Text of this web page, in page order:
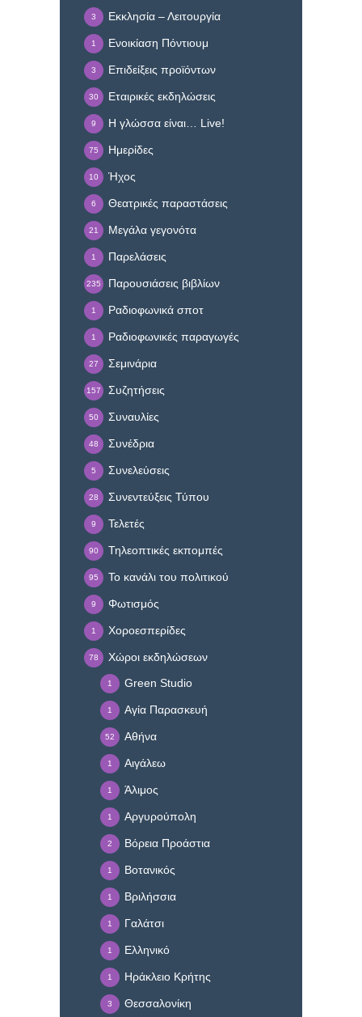
Εκκλησία – Λειτουργία
3
Ενοικίαση Πόντιουμ
1
Επιδείξεις προϊόντων
3
Εταιρικές εκδηλώσεις
30
Η γλώσσα είναι… Live!
9
Ημερίδες
75
Ήχος
10
Θεατρικές παραστάσεις
6
Μεγάλα γεγονότα
21
Παρελάσεις
1
Παρουσιάσεις βιβλίων
235
Ραδιοφωνικά σποτ
1
Ραδιοφωνικές παραγωγές
1
Σεμινάρια
27
Συζητήσεις
157
Συναυλίες
50
Συνέδρια
48
Συνελεύσεις
5
Συνεντεύξεις Τύπου
28
Τελετές
9
Τηλεοπτικές εκπομπές
90
Το κανάλι του πολιτικού
95
Φωτισμός
9
Χοροεσπερίδες
1
Χώροι εκδηλώσεων
78
Green Studio
1
Αγία Παρασκευή
1
Αθήνα
52
Αιγάλεω
1
Άλιμος
1
Αργυρούπολη
1
Βόρεια Προάστια
2
Βοτανικός
1
Βριλήσσια
1
Γαλάτσι
1
Ελληνικό
1
Ηράκλειο Κρήτης
1
Θεσσαλονίκη
3